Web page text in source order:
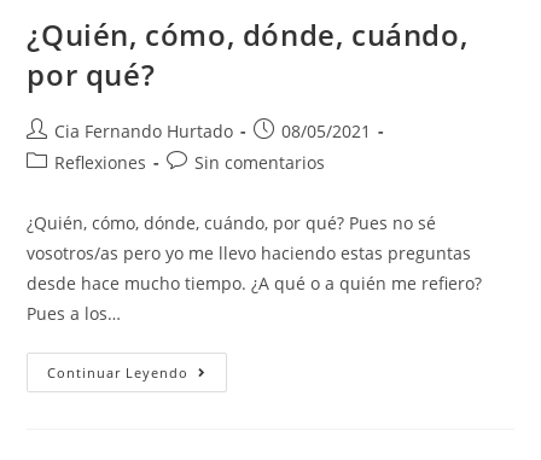
¿Quién, cómo, dónde, cuándo,
por qué?
Cia Fernando Hurtado
08/05/2021
Reflexiones
Sin comentarios
¿Quién, cómo, dónde, cuándo, por qué? Pues no sé
vosotros/as pero yo me llevo haciendo estas preguntas
desde hace mucho tiempo. ¿A qué o a quién me refiero?
Pues a los…
Continuar Leyendo